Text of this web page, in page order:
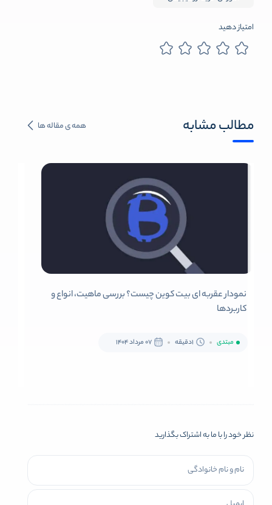
امتیاز دهید
مطالب مشابه همه ی مقاله ها
نمودار عقربه ای بیت کوین چیست؟ بررسی ماهیت، انواع و
کاربردها
مبتدی 1دقیقه 07 مرداد 1404
نظر خود را با ما به اشتراک بگذارید